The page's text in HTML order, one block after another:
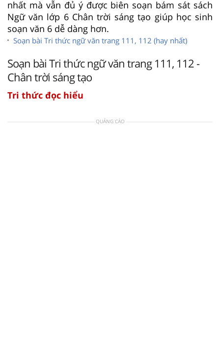
nhất mà vẫn đủ ý được biên soạn bám sát sách
Ngữ văn lớp 6 Chân trời sáng tạo giúp học sinh
soạn văn 6 dễ dàng hơn.
Soạn bài Tri thức ngữ văn trang 111, 112 (hay nhất)
Soạn bài Tri thức ngữ văn trang 111, 112 -
Chân trời sáng tạo
Tri thức đọc hiểu
QUẢNG CÁO